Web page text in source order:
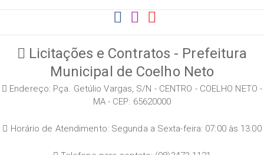
Licitações e Contratos - Prefeitura
Municipal de Coelho Neto
Endereço: Pça. Getúlio Vargas, S/N - CENTRO - COELHO NETO -
MA - CEP: 65620000
Horário de Atendimento: Segunda a Sexta-feira: 07:00 às 13:00